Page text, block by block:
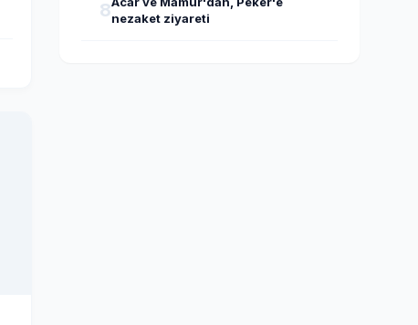
8nezaket ziyareti